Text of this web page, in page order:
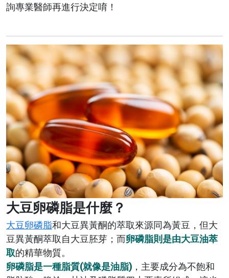
詢專業醫師再進行決定唷！
大豆卵磷脂是什麼？
大豆卵磷脂和大豆異黃酮的萃取來源同為黃豆，但大
豆異黃酮萃取自大豆胚芽；而卵磷脂則是由大豆油萃
取的精華物質。
卵磷脂是一種脂質(就像是油脂) ，主要成分為不飽和